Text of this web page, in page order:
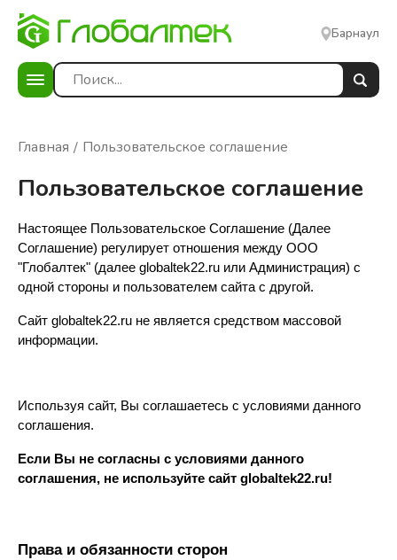
Барнаул
Главная Пользовательское соглашение
Пользовательское соглашение
Настоящее Пользовательское Соглашение (Далее
Соглашение) регулирует отношения между ООО
"Глобалтек" (далее globaltek22.ru или Администрация) с
одной стороны и пользователем сайта с другой.
Сайт globaltek22.ru не является средством массовой
информации.
Используя сайт, Вы соглашаетесь с условиями данного
соглашения.
Если Вы не согласны с условиями данного
соглашения, не используйте сайт globaltek22.ru!
Права и обязанности сторон